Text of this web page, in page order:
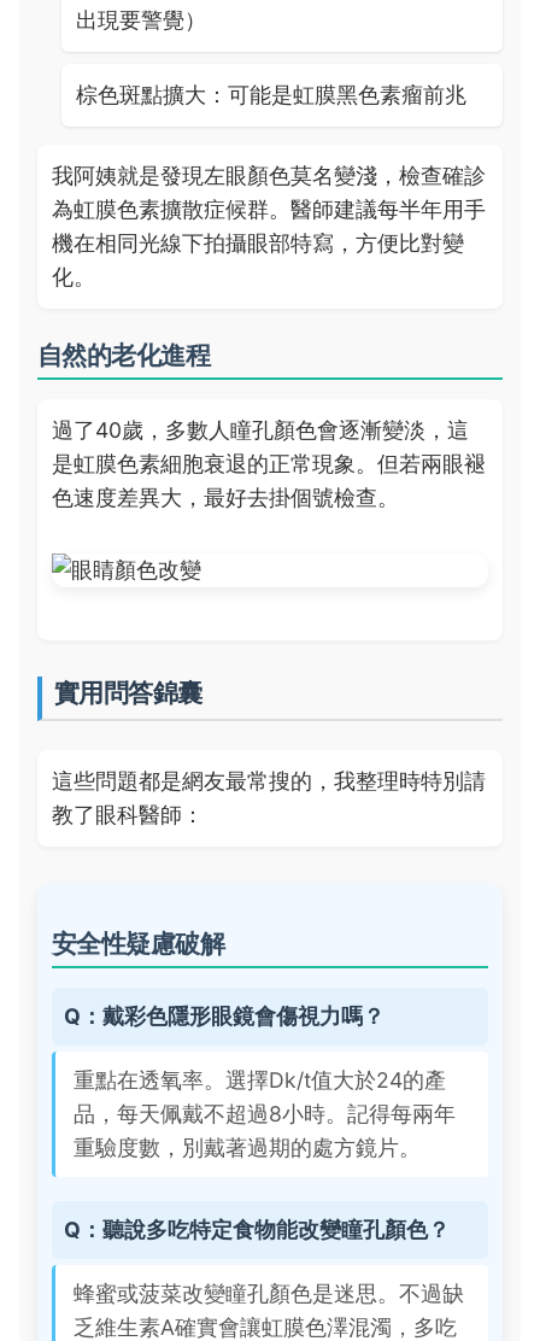
出現要警覺）
棕色斑點擴大：可能是虹膜黑色素瘤前兆
我阿姨就是發現左眼顏色莫名變淺，檢查確診
為虹膜色素擴散症候群。醫師建議每半年用手
機在相同光線下拍攝眼部特寫，方便比對變
化。
自然的老化進程
過了40歲，多數人瞳孔顏色會逐漸變淡，這
是虹膜色素細胞衰退的正常現象。但若兩眼褪
色速度差異大，最好去掛個號檢查。
實用問答錦囊
這些問題都是網友最常搜的，我整理時特別請
教了眼科醫師：
安全性疑慮破解
Q：戴彩色隱形眼鏡會傷視力嗎？
重點在透氧率。選擇Dk/t值大於24的產
品，每天佩戴不超過8小時。記得每兩年
重驗度數，別戴著過期的處方鏡片。
Q：聽說多吃特定食物能改變瞳孔顏色？
蜂蜜或菠菜改變瞳孔顏色是迷思。不過缺
乏維生素A確實會讓虹膜色澤混濁，多吃